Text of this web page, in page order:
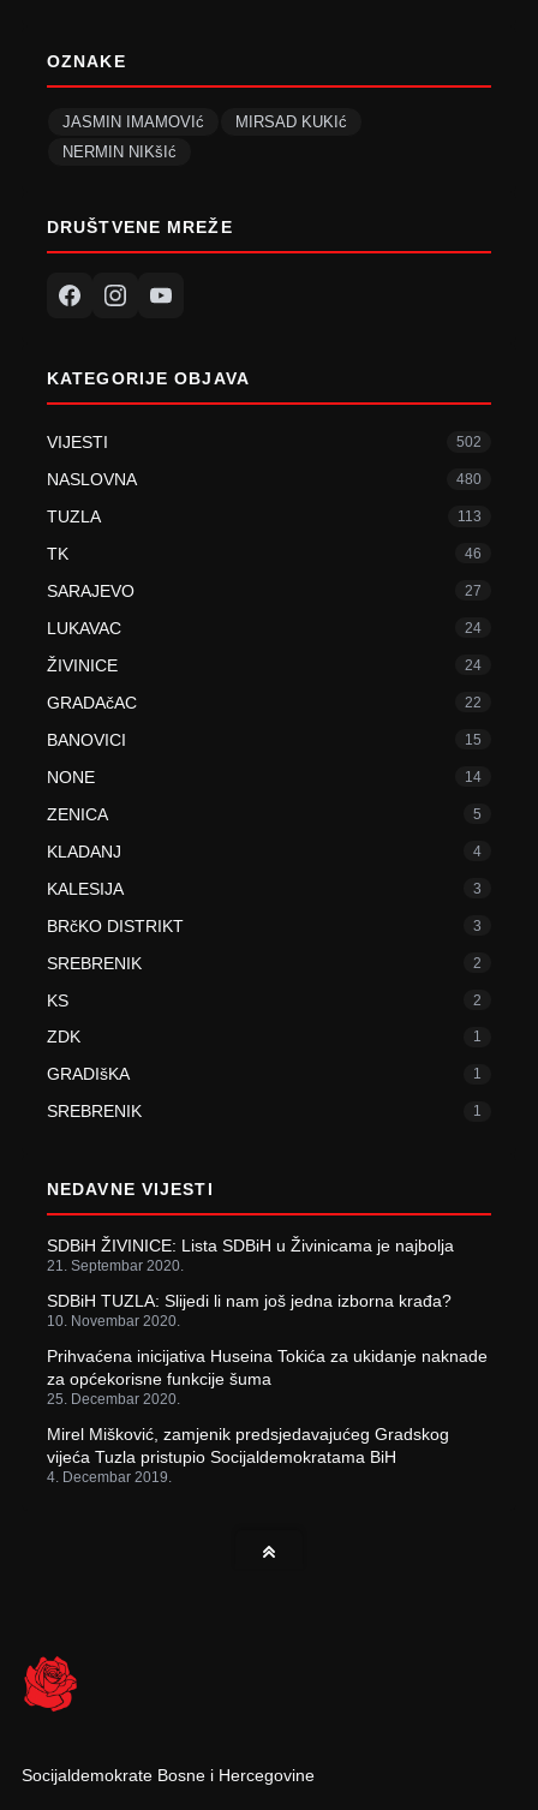
OZNAKE
JASMIN IMAMOVIć
MIRSAD KUKIć
NERMIN NIKšIć
DRUŠTVENE MREŽE
KATEGORIJE OBJAVA
VIJESTI 502
NASLOVNA 480
TUZLA 113
TK 46
SARAJEVO 27
LUKAVAC 24
ŽIVINICE 24
GRADAčAC 22
BANOVICI 15
NONE 14
ZENICA 5
KLADANJ 4
KALESIJA 3
BRčKO DISTRIKT 3
SREBRENIK 2
KS 2
ZDK 1
GRADIšKA 1
SREBRENIK 1
NEDAVNE VIJESTI
SDBiH ŽIVINICE: Lista SDBiH u Živinicama je najbolja
21. Septembar 2020.
SDBiH TUZLA: Slijedi li nam još jedna izborna krađa?
10. Novembar 2020.
Prihvaćena inicijativa Huseina Tokića za ukidanje naknade
za općekorisne funkcije šuma
25. Decembar 2020.
Mirel Mišković, zamjenik predsjedavajućeg Gradskog
vijeća Tuzla pristupio Socijaldemokratama BiH
4. Decembar 2019.
Socijaldemokrate Bosne i Hercegovine